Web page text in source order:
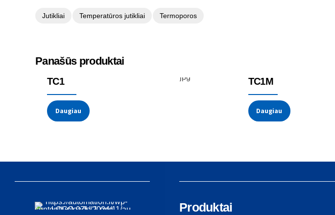
Jutikliai Temperatūros jutikliai Termoporos
Panašūs produktai
Temperatūros jutikliai
TC1
Daugiau
TC1M
Daugiau
Produktai